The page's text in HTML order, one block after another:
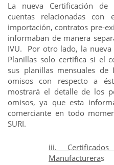
La nueva Certificación de
cuentas relacionadas con
importación, contratos pre-
informaban de manera
IVU. Por otro lado, la nueva
Planillas solo certifica si el
sus planillas mensuales
omisos con respecto a
mostrará el detalle de los
omisos, ya que esta
comerciante en todo
SURI.
iii.
Manufactureras